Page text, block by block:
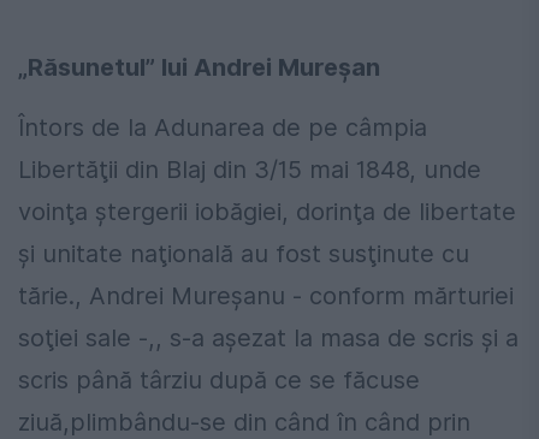
„Răsunetul” lui Andrei Mureşan
Întors de la Adunarea de pe câmpia
Libertăţii din Blaj din 3/15 mai 1848, unde
voinţa ştergerii iobăgiei, dorinţa de libertate
şi unitate naţională au fost susţinute cu
tărie., Andrei Mureşanu - conform mărturiei
soţiei sale -,, s-a aşezat la masa de scris şi a
scris până târziu după ce se făcuse
ziuă,plimbându-se din când în când prin